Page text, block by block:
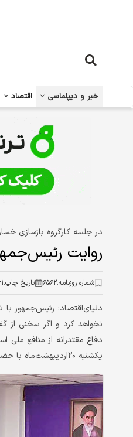
خبر و دیپلماسی اقتصاد
در جلسه کارگروه بازسازی
روایت
شماره روزنامه:۶۵۶۲ تاریخ چاپ:
دنیای‌اقتصاد: رئیس‌جمهور
نخواهد کرد و اگر سخنی از
دفاع مقتدرانه از منافع
یکشنبه ۲۰اردیبهشت‌ماه با حضور مسعود پزشکیان برگزار شد.